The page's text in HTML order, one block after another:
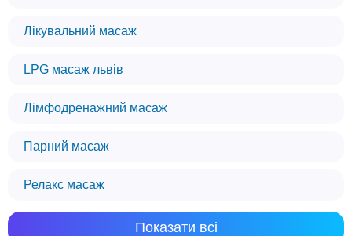
Лікувальний масаж
LPG масаж львів
Лімфодренажний масаж
Парний масаж
Релакс масаж
Показати всі